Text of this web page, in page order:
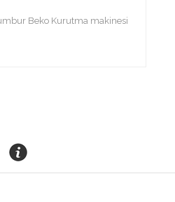
Beko Kurutma makinesi